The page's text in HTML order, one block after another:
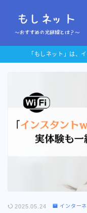
MENU
「auひ
すすめの光
ちにおすす
「もしネット」は、
2025.05.24 インター